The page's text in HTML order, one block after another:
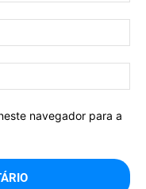
navegador para a